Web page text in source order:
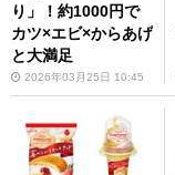
り」！約1000円で
カツ×エビ×からあげ
と大満足
2026年03月25日 10:45